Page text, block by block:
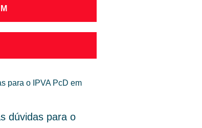
dúvidas para o